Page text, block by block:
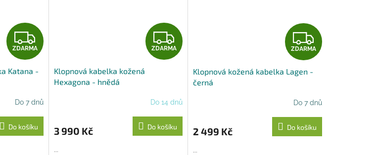
Z
D
A
R
M
A
ZDARMA
Katana -
Do 7 dnů
Do košíku
Z
D
R
M
A
ZDARMA
Klopnová kabelka kožená
Hexagona - hnědá
Do 14 dnů
3 990 Kč Do košíku
...
Z
D
R
M
A
ZDARMA
Klopnová kožená kabelka Lagen -
černá
Do 7 dnů
2 499 Kč Do košíku
...